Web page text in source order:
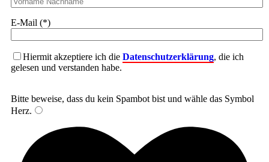
E-Mail (*)
Hiermit akzeptiere ich die Datenschutzerklärung, die ich
gelesen und verstanden habe.
Bitte beweise, dass du kein Spambot bist und wähle das Symbol
Herz.